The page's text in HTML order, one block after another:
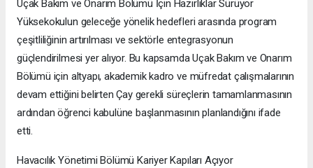
Uçak Bakım ve Onarım Bölümü İçin Hazırlıklar Sürüyor
Yüksekokulun geleceğe yönelik hedefleri arasında program
çeşitliliğinin artırılması ve sektörle entegrasyonun
güçlendirilmesi yer alıyor. Bu kapsamda Uçak Bakım ve Onarım
Bölümü için altyapı, akademik kadro ve müfredat çalışmalarının
devam ettiğini belirten Çay gerekli süreçlerin tamamlanmasının
ardından öğrenci kabulüne başlanmasının planlandığını ifade
etti.
Havacılık Yönetimi Bölümü Kariyer Kapıları Açıyor